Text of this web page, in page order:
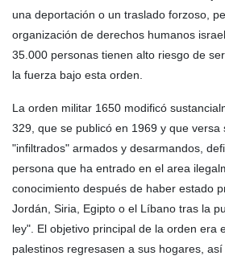
una deportación o un traslado forzoso,
organización de derechos humanos
35.000 personas tienen alto riesgo de
la fuerza bajo esta orden.
La orden militar 1650 modificó
329, que se publicó en 1969 y que versa
"infiltrados" armados y desarmandos,
persona que ha entrado en el area
conocimiento después de haber estado
Jordán, Siria, Egipto o el Líbano tras la
ley". El objetivo principal de la orden era
palestinos regresasen a sus hogares,